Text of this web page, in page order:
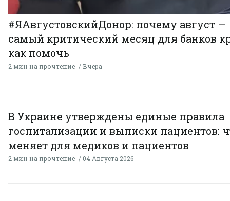
#ЯАвгустовскийДонор: почему август —
самый критический месяц для банков
как помочь
2 мин на прочтение Вчера
В Украине утверждены единые правила
госпитализации и выписки пациентов:
меняет для медиков и пациентов
2 мин на прочтение 04 Августа 2026